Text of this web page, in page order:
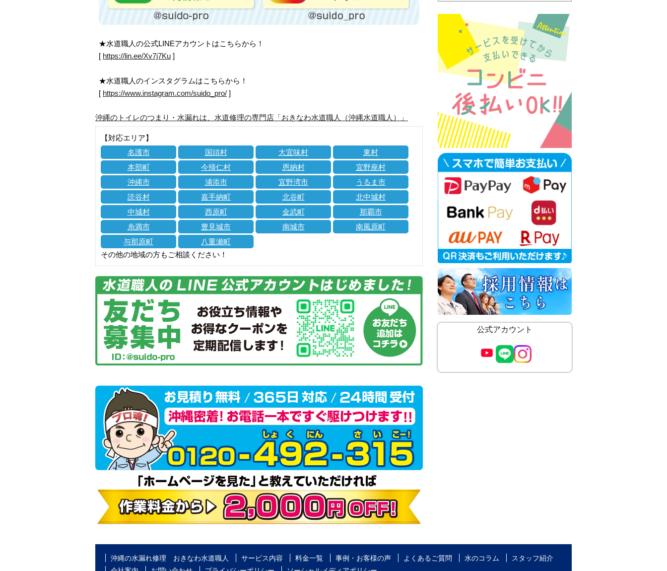
★水道職人の公式LINEアカウントはこちらから！
[ https://lin.ee/Xv7j7Ku ]
★水道職人のインスタグラムはこちらから！
[ https://www.instagram.com/suido_pro/ ]
沖縄のトイレのつまり・水漏れは、水道修理の専門店「おきなわ水道職人（沖縄水道職人）」
【対応エリア】
名護市
国頭村 大宜味村
東村
本部町
今帰仁村 恩納村
宜野座村
沖縄市
浦添市 宜野湾市
うるま市
読谷村
嘉手納町 北谷町
北中城村
中城村
西原町 金武町
那覇市
糸満市
豊見城市 南城市
南風原町
与那原町
八重瀬町
その他の地域の方もご相談ください！
公式アカウント
沖縄の水漏れ修理 おきなわ水道職人 サービス内容 料金一覧 事例・お客様の声 よくあるご質問 水のコラム
スタッフ紹介